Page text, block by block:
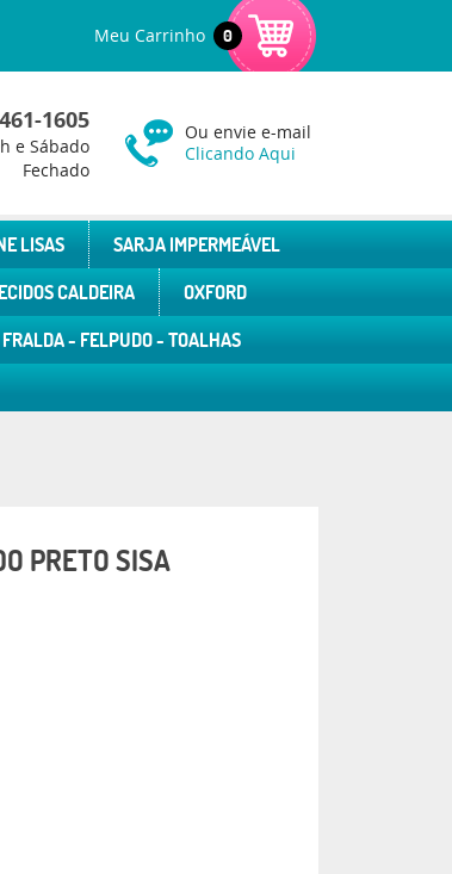
Meu Carrinho 0
1605
e Sábado
Fechado
Ou envie e-mail
Clicando Aqui
LISAS
SARJA IMPERMEÁVEL
CALDEIRA
OXFORD
FRALDA - FELPUDO - TOALHAS
PRETO SISA